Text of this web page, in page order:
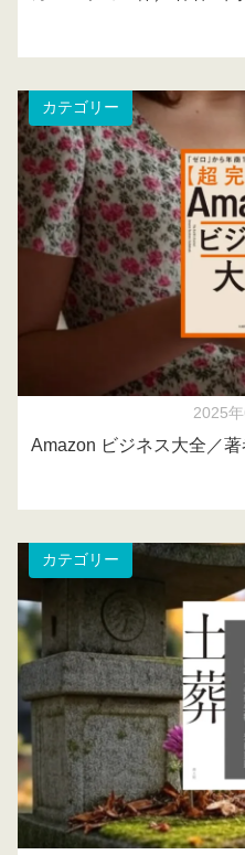
カテゴリー
2025
Amazon ビジネス大全／
カテゴリー